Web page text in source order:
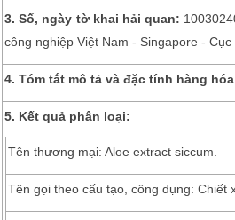
3.Số, ngày tờ khai hải quan:
công nghiệp Việt Nam - Singapore -
4. Tóm tắt mô tả và đặc tính hàng
5. Kết quả phân loại:
Tên thương mại: Aloe extract siccum.
Tên gọi theo cấu tạo, công dụng: Chiết